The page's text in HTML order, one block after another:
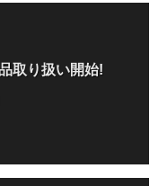
取り扱い開始!